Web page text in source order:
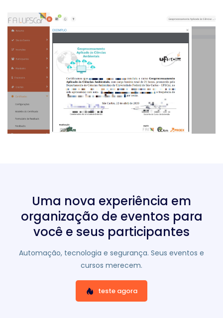
Uma nova experiência em
organização de eventos para
você e seus participantes
Automação, tecnologia e segurança. Seus eventos e
cursos merecem.
teste agora